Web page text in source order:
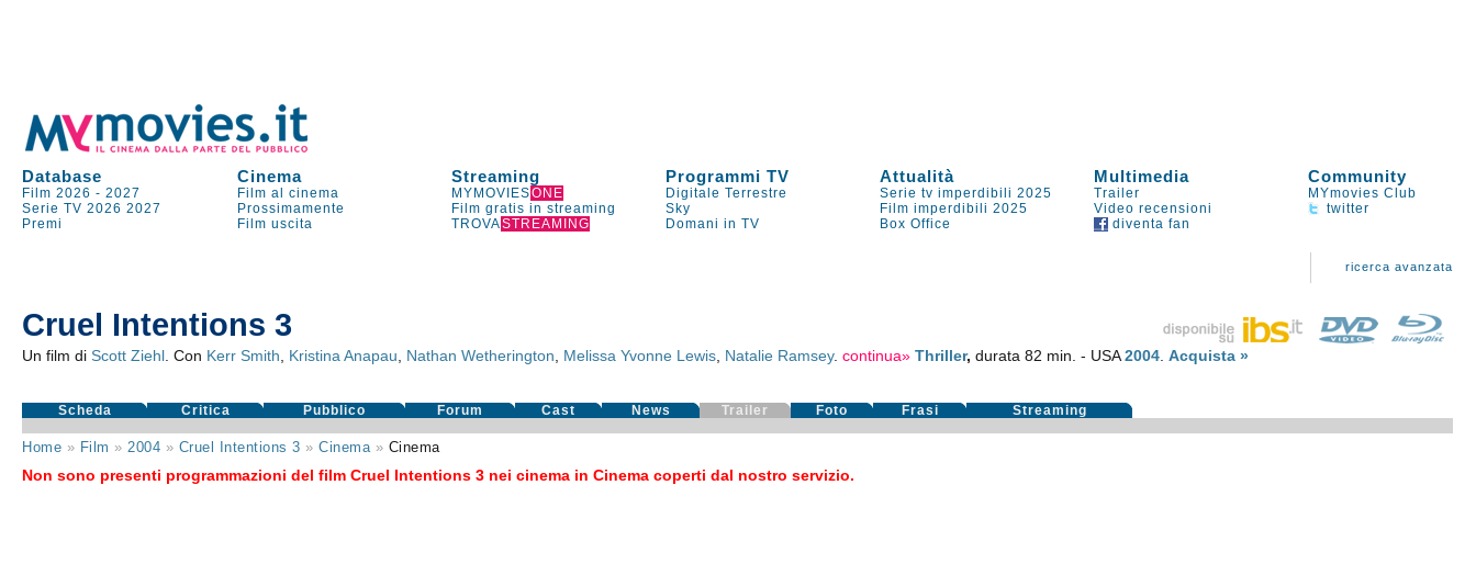
Database Cinema Streaming Programmi TV Attualità Multimedia Community
Film 2026 -2027 Film al cinema MYMOVIESONE Digitale Terrestre Serie tv imperdibili 2025 Trailer
MYmovies Club
Serie TV 2026 2027 Prossimamente Film gratis in streaming Sky Film imperdibili 2025 Video recensioni
twitter
Premi
Film uscita TROVASTREAMING Domani in TV Box Office diventa fan
ricerca avanzata
Cruel Intentions 3
Un film diScott Ziehl . Con Kerr Smith Kristina Anapau Nathan Wetherington Melissa Yvonne Lewis Natalie Ramsey.continua» Thriller,durata 82 min. - USA2004 .Acquista »
Scheda Critica Pubblico Forum Cast News Trailer Foto Frasi Streaming
Home » Film » 2004 » Cruel Intentions 3 »Cinema» Cinema
Non sono presenti programmazioni del film Cruel Intentions 3 nei cinema in Cinema coperti dal nostro servizio.